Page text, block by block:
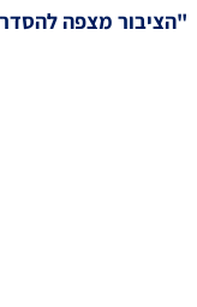
"הציבור מצפה